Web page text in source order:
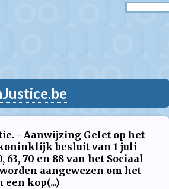
- Aanwijzing Gelet op het
besluit van 1 juli
63, 70 en 88 van het Sociaal
aangewezen om het
kop(...)